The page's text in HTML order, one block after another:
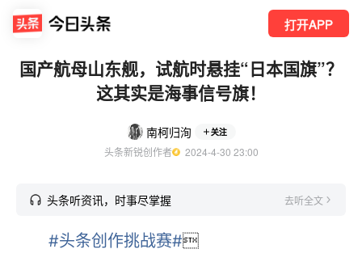
打开APP
国产航母山东舰，试航时悬挂“日本国旗”？
这其实是海事信号旗！
南柯归洵 关注
头条新锐创作者
  2024-4-30 23:00
头条听资讯，时事尽掌握 去听全文
#头条创作挑战赛#